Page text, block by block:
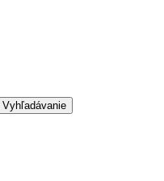
Vyhľadávanie